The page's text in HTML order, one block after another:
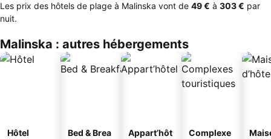
Les prix des hôtels de plage à Malinska vont de ‎49 € à ‎303 € par
nuit.
Malinska : autres hébergements
Hôtel
Bed & Brea
Appart’hôt
Complexe